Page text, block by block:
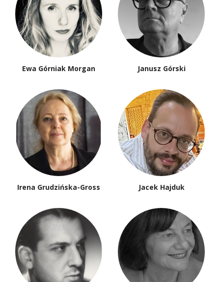
Ewa Górniak Morgan Janusz Górski
Irena Grudzińska-Gross Jacek Hajduk